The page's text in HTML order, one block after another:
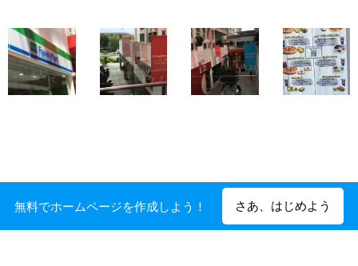
Powered byWebnode
無料でホームページを作成しよう！ さあ、はじめよう